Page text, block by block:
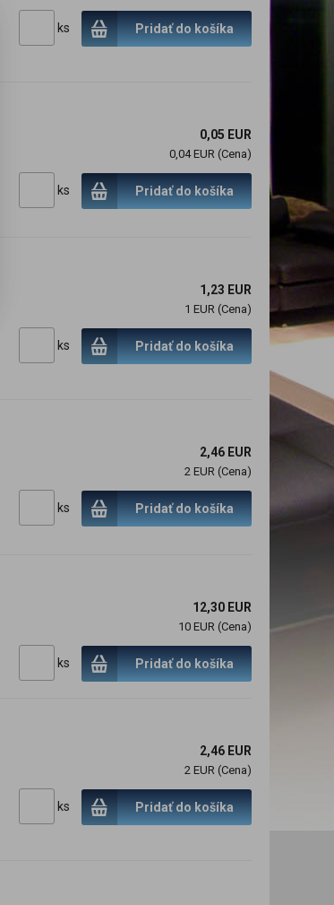
ks Pridať do košíka
0,05 EUR
0,04 EUR (Cena)
ks Pridať do košíka
1,23 EUR
1 EUR (Cena)
ks Pridať do košíka
2,46 EUR
2 EUR (Cena)
ks Pridať do košíka
12,30 EUR
10 EUR (Cena)
ks Pridať do košíka
2,46 EUR
2 EUR (Cena)
ks Pridať do košíka